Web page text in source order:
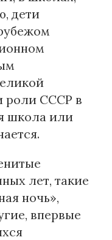
дети
роли СССР в
школа или
лет, такие
ночь»,
впервые